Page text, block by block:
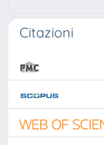
Citazioni